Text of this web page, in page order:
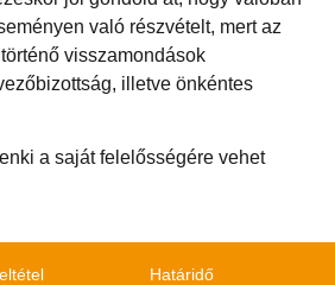
való részvételt, mert az
visszamondások
illetve önkéntes
a saját felelősségére vehet
Határidő